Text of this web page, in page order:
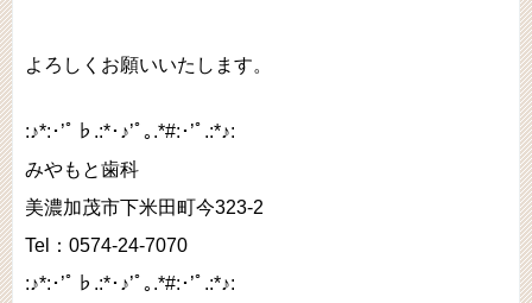
よろしくお願いいたします。
:♪*:･’ﾟ♭.:*･♪’ﾟ｡.*#:･’ﾟ.:*♪:
みやもと歯科
美濃加茂市下米田町今323-2
Tel：0574-24-7070
:♪*:･’ﾟ♭.:*･♪’ﾟ｡.*#:･’ﾟ.:*♪: